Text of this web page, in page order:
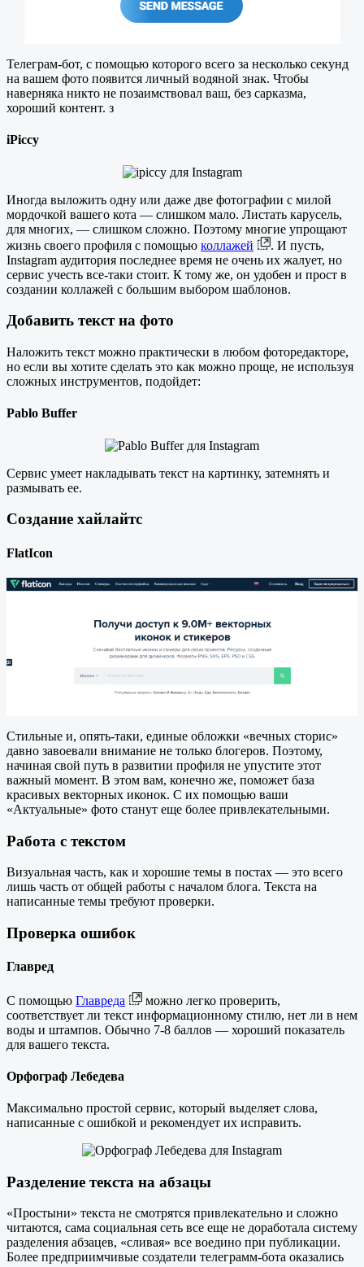
Телеграм-бот, с помощью которого всего за несколько секунд
на вашем фото появится личный водяной знак. Чтобы
наверняка никто не позаимствовал ваш, без сарказма,
хороший контент. з
iPiccy
Иногда выложить одну или даже две фотографии с милой
мордочкой вашего кота — слишком мало. Листать карусель,
для многих, — слишком сложно. Поэтому многие упрощают
жизнь своего профиля с помощью коллажей
. И пусть,
Instagram аудитория последнее время не очень их жалует, но
сервис учесть все-таки стоит. К тому же, он удобен и прост в
создании коллажей с большим выбором шаблонов.
Добавить текст на фото
Наложить текст можно практически в любом фоторедакторе,
но если вы хотите сделать это как можно проще, не используя
сложных инструментов, подойдет:
Pablo Buffer
Сервис умеет накладывать текст на картинку, затемнять и
размывать ее.
Создание хайлайтс
FlatIcon
Стильные и, опять-таки, единые обложки «вечных сторис»
давно завоевали внимание не только блогеров. Поэтому,
начиная свой путь в развитии профиля не упустите этот
важный момент. В этом вам, конечно же, поможет база
красивых векторных иконок. С их помощью ваши
«Актуальные» фото станут еще более привлекательными.
Работа с текстом
Визуальная часть, как и хорошие темы в постах — это всего
лишь часть от общей работы с началом блога. Текста на
написанные темы требуют проверки.
Проверка ошибок
Главред
С помощью Главреда
можно легко проверить,
соответствует ли текст информационному стилю, нет ли в нем
воды и штампов. Обычно 7-8 баллов — хороший показатель
для вашего текста.
Орфограф Лебедева
Максимально простой сервис, который выделяет слова,
написанные с ошибкой и рекомендует их исправить.
Разделение текста на абзацы
«Простыни» текста не смотрятся привлекательно и сложно
читаются, сама социальная сеть все еще не доработала систему
разделения абзацев, «сливая» все воедино при публикации.
Более предприимчивые создатели телеграмм-бота оказались